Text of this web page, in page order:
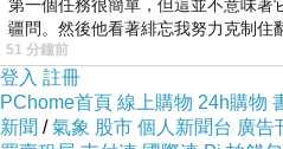
是山，執著山，因
的，常常為了身外
凡夫、賢人、聖人
第一個任務很簡單，但這並不意味著
疆問。然後他看著緋忘我努力克制住
51 分鐘前
登入 註冊
PChome首頁 線上購物 24h購物
新聞 /氣象 股市 個人新聞台 廣告